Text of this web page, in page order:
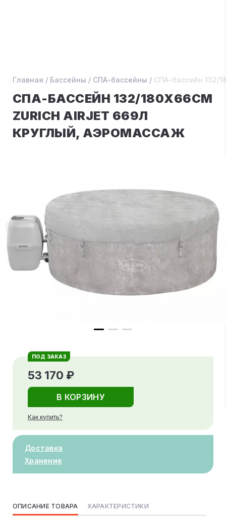
Главная / Бассейны / СПА-бассейны / СПА-бассейн 132/
СПА-БАССЕЙН 132/180Х66СМ
ZURICH AIRJET 669Л
КРУГЛЫЙ, АЭРОМАССАЖ
ПОД ЗАКАЗ
53 170 ₽
В КОРЗИНУ
Как купить?
Доставка
Хранение
ОПИСАНИЕ ТОВАРА ХАРАКТЕРИСТИКИ